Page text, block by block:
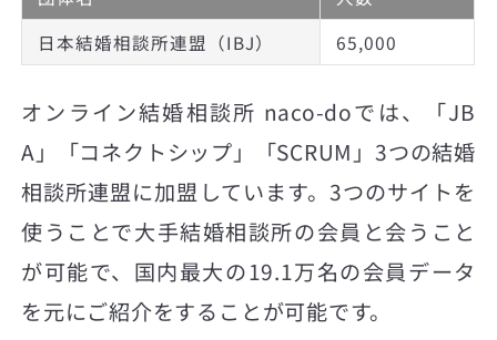
日本結婚相談所連盟（IBJ）
65,000
オンライン結婚相談所 naco-doでは、「JB
A」「コネクトシップ」「SCRUM」3つの結婚
相談所連盟に加盟しています。3つのサイトを
使うことで大手結婚相談所の会員と会うこと
が可能で、国内最大の19.1万名の会員データ
を元にご紹介をすることが可能です。